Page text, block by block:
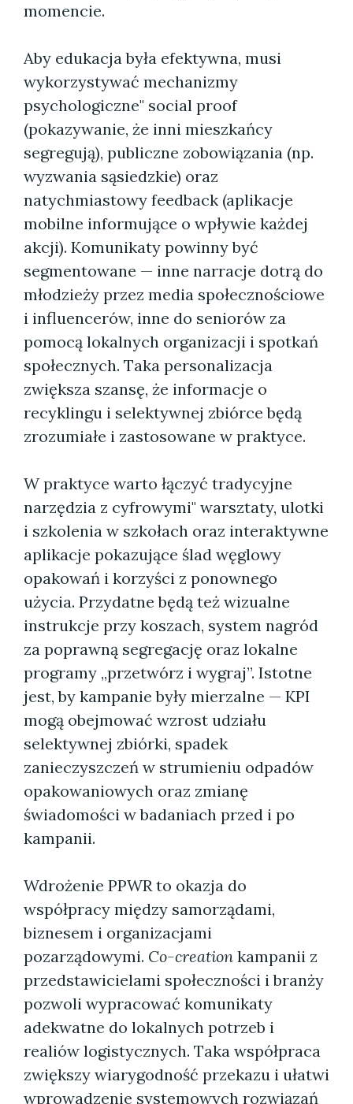
momencie.
Aby edukacja była efektywna, musi
wykorzystywać mechanizmy
psychologiczne" social proof
(pokazywanie, że inni mieszkańcy
segregują), publiczne zobowiązania (np.
wyzwania sąsiedzkie) oraz
natychmiastowy feedback (aplikacje
mobilne informujące o wpływie każdej
akcji). Komunikaty powinny być
segmentowane — inne narracje dotrą do
młodzieży przez media społecznościowe
i influencerów, inne do seniorów za
pomocą lokalnych organizacji i spotkań
społecznych. Taka personalizacja
zwiększa szansę, że informacje o
recyklingu i selektywnej zbiórce będą
zrozumiałe i zastosowane w praktyce.
W praktyce warto łączyć tradycyjne
narzędzia z cyfrowymi" warsztaty, ulotki
i szkolenia w szkołach oraz interaktywne
aplikacje pokazujące ślad węglowy
opakowań i korzyści z ponownego
użycia. Przydatne będą też wizualne
instrukcje przy koszach, system nagród
za poprawną segregację oraz lokalne
programy „przetwórz i wygraj”. Istotne
jest, by kampanie były mierzalne — KPI
mogą obejmować wzrost udziału
selektywnej zbiórki, spadek
zanieczyszczeń w strumieniu odpadów
opakowaniowych oraz zmianę
świadomości w badaniach przed i po
kampanii.
Wdrożenie PPWR to okazja do
współpracy między samorządami,
biznesem i organizacjami
pozarządowymi. Co-creation kampanii z
przedstawicielami społeczności i branży
pozwoli wypracować komunikaty
adekwatne do lokalnych potrzeb i
realiów logistycznych. Taka współpraca
zwiększy wiarygodność przekazu i ułatwi
wprowadzenie systemowych rozwiązań